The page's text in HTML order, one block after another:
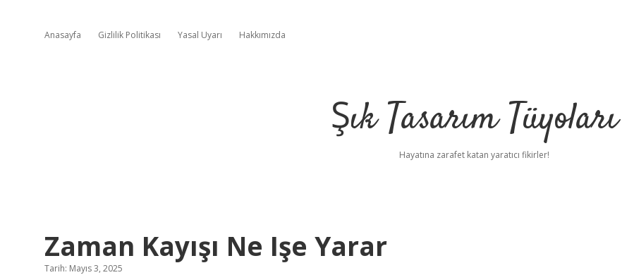
Anasayfa Gizlilik Politikası Yasal Uyarı Hakkımızda
Şık Tasarım Tüyoları
Hayatına zarafet katan yaratıcı fikirler!
Zaman Kayışı Ne Işe Yarar
Tarih: Mayıs 3, 2025